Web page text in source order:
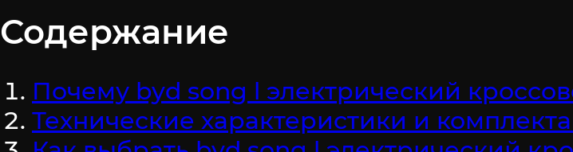
Содержание
Почему byd song l электрический
Технические характеристики и